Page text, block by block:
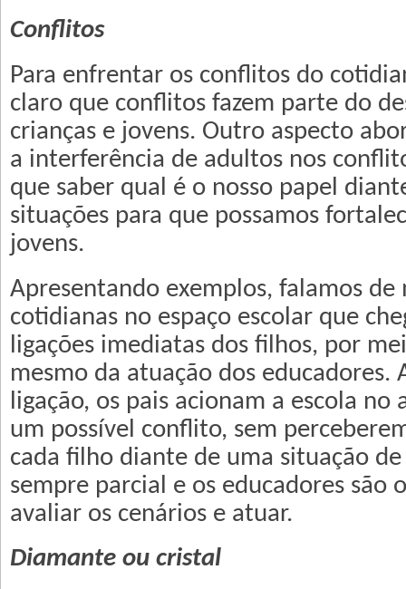
Conflitos
Para enfrentar os conflitos do
claro que conflitos fazem parte do
crianças e jovens. Outro aspecto
a interferência de adultos nos
que saber qual é o nosso papel
situações para que possamos
jovens.
Apresentando exemplos, falamos de
cotidianas no espaço escolar que
ligações imediatas dos filhos, por
mesmo da atuação dos educadores.
ligação, os pais acionam a escola no
um possível conflito, sem
cada filho diante de uma situação
sempre parcial e os educadores são
avaliar os cenários e atuar.
Diamante ou cristal